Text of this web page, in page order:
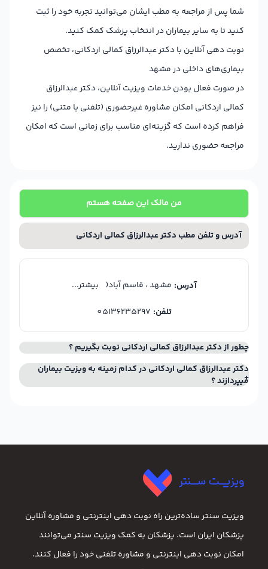
شما پس از مراجعه به مطب ایشان می‌توانید تجربه خود را ثبت
کنید تا به سایر بیماران در انتخاب پزشک کمک کنید.
نوبت دهی آنلاین با دکتر عبدالرزاق کمالی اردکانی، تخصص
بیماری‌های داخلی در مشهد
در صورت فعال بودن خدمات ویزیت آنلاین، دکتر عبدالرزاق
کمالی اردکانی امکان مشاوره غیرحضوری (تلفنی یا متنی) را نیز
فراهم کرده است که گزینه‌ای مناسب برای زمانی است که امکان
مراجعه حضوری ندارید.
من مالک این صفحه هستم
آدرس و تلفن مطب دکتر عبدالرزاق کمالی اردکانی
آدرس: مشهد ، قاسم آباد( بیشتر...
تلفن: 05136235297
چطور از دکتر عبدالرزاق کمالی اردکانی نوبت بگیریم ؟
دکتر عبدالرزاق کمالی اردکانی در کدام زمینه به ویزیت بیماران
میپردازند ؟
ویزیت سنتر ساده‌ترین راه نوبت‌ دهی اینترنتی و مشاوره آنلاین
پزشکان ایران است. پزشکان به کمک ویزیت سنتر می‌توانند
امکان نوبت دهی اینترنتی و مشاوره تلفنی خود را فعال کنند.